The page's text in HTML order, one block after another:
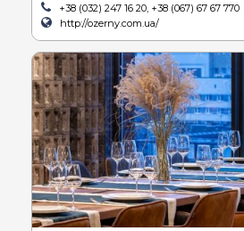
+38 (032) 247 16 20, +38 (067) 67 67 770
http://ozerny.com.ua/